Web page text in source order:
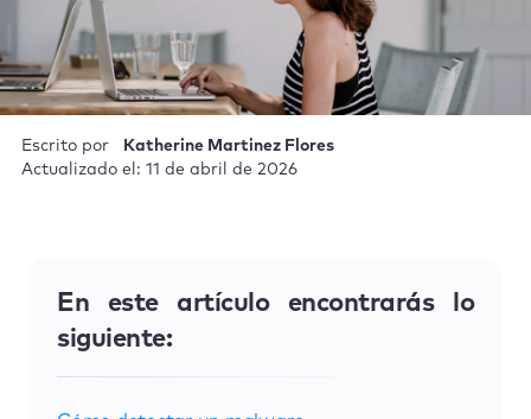
Escrito por
Katherine Martinez Flores
Actualizado el: 11 de abril de 2026
En este artículo encontrarás lo
siguiente: